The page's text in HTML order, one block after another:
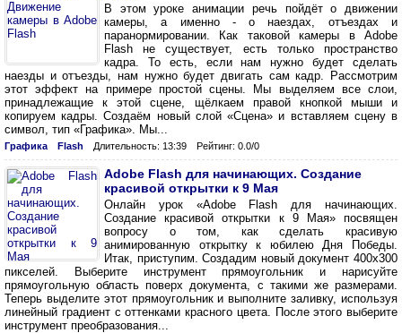
В этом уроке анимации речь пойдёт о движении
камеры, а именно - о наездах, отъездах и
паранормировании. Как таковой камеры в Adobe
Flash не существует, есть только пространство
кадра. То есть, если нам нужно будет сделать
наезды и отъезды, нам нужно будет двигать сам кадр. Рассмотрим
этот эффект на примере простой сцены. Мы выделяем все слои,
принадлежащие к этой сцене, щёлкаем правой кнопкой мыши и
копируем кадры. Создаём новый слой «Сцена» и вставляем сцену в
символ, тип «Графика». Мы...
Графика Flash Длительность: 13:39 Рейтинг: 0.0/0
Adobe Flash для начинающих. Создание
красивой открытки к 9 Мая
Онлайн урок «Adobe Flash для начинающих.
Создание красивой открытки к 9 Мая» посвящен
вопросу о том, как сделать красивую
анимированную открытку к юбилею Дня Победы.
Итак, приступим. Создадим новый документ 400x300
пикселей. Выберите инструмент прямоугольник и нарисуйте
прямоугольную область поверх документа, с такими же размерами.
Теперь выделите этот прямоугольник и выполните заливку, используя
линейный градиент с оттенками красного цвета. После этого выберите
инструмент преобразования...